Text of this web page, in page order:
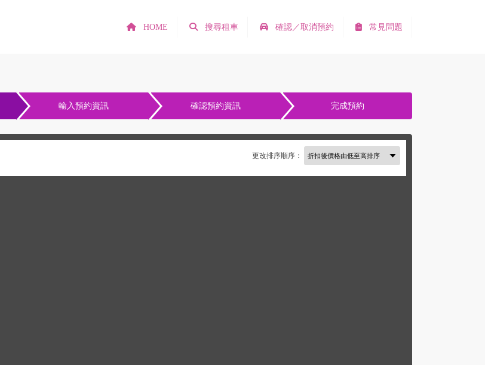
常見問題
確認／取消預約
搜尋租車
HOME
輸入預約資訊 確認預約資訊 完成預約
更改排序順序：